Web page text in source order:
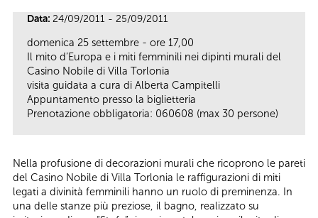
Data: 24/09/2011 - 25/09/2011
domenica 25 settembre - ore 17,00
Il mito d’Europa e i miti femminili nei dipinti murali del
Casino Nobile di Villa Torlonia
visita guidata a cura di Alberta Campitelli
Appuntamento presso la biglietteria
Prenotazione obbligatoria: 060608 (max 30 persone)
Nella profusione di decorazioni murali che ricoprono le pareti
del Casino Nobile di Villa Torlonia le raffigurazioni di miti
legati a divinità femminili hanno un ruolo di preminenza. In
una delle stanze più preziose, il bagno, realizzato su